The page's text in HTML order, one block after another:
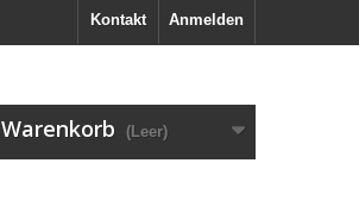
Anmelden
Kontakt
Warenkorb (Leer)